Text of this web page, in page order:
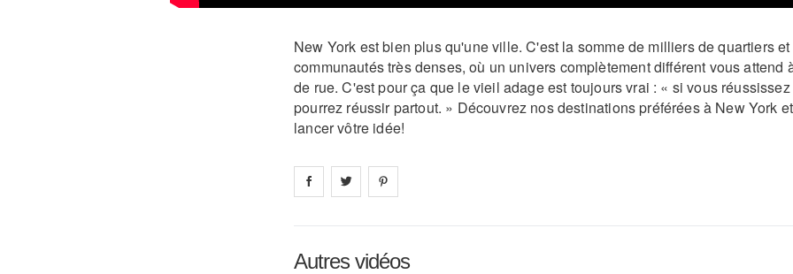
New York est bien plus qu'une ville. C'est la somme de milliers de quartiers
communautés très denses, où un univers complètement différent vous attend
de rue. C'est pour ça que le vieil adage est toujours vrai : « si vous
pourrez réussir partout. » Découvrez nos destinations préférées à New York
lancer vôtre idée!
Share on facebook
Share on
Autres vidéos